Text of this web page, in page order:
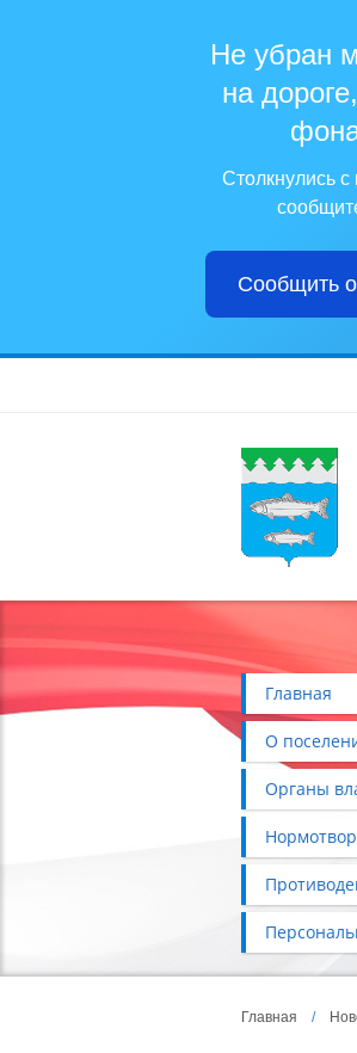
Не убран
на
Столкнулись
Сообщить
Главная
О
Органы
Главная /